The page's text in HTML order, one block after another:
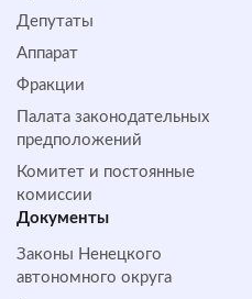
Депутаты
Аппарат
Фракции
Палата законодательных
предположений
Комитет и постоянные
комиссии
Документы
Законы Ненецкого
автономного округа